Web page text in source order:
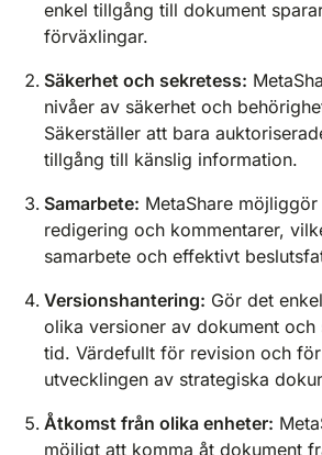
enkel tillgång till dokument
förväxlingar.
Säkerhet och sekretess:
nivåer av säkerhet och
Säkerställer att bara
tillgång till känslig information.
Samarbete: MetaShare
redigering och kommentarer,
samarbete och effektivt
Versionshantering: Gör det
olika versioner av dokument och
tid. Värdefullt för revision och
utvecklingen av strategiska
Åtkomst från olika enheter:
möjligt att komma åt dokument